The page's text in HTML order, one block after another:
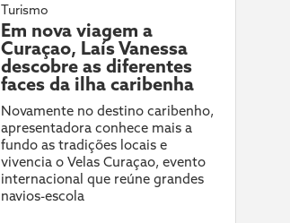
Turismo
Em nova viagem a
Curaçao, Laís Vanessa
descobre as diferentes
faces da ilha caribenha
Novamente no destino caribenho,
apresentadora conhece mais a
fundo as tradições locais e
vivencia o Velas Curaçao, evento
internacional que reúne grandes
navios-escola